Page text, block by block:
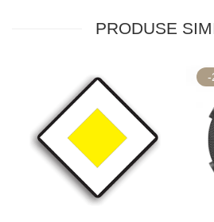
PRODUSE
-